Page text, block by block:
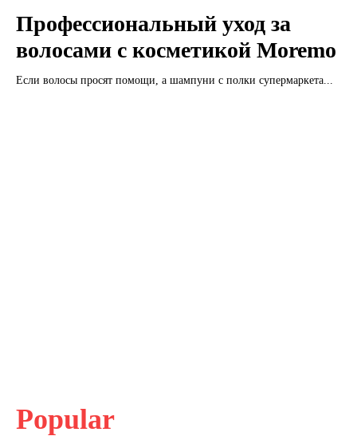
Профессиональный уход за
волосами с косметикой Moremo
Если волосы просят помощи, а шампуни с полки супермаркета...
Popular